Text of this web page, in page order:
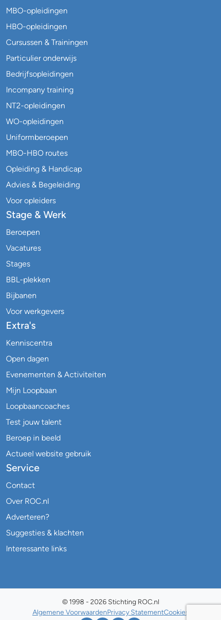
MBO-opleidingen
HBO-opleidingen
Cursussen & Trainingen
Particulier onderwijs
Bedrijfsopleidingen
Incompany training
NT2-opleidingen
WO-opleidingen
Uniformberoepen
MBO-HBO routes
Opleiding & Handicap
Advies & Begeleiding
Voor opleiders
Stage & Werk
Beroepen
Vacatures
Stages
BBL-plekken
Bijbanen
Voor werkgevers
Extra's
Kenniscentra
Open dagen
Evenementen & Activiteiten
Mijn Loopbaan
Loopbaancoaches
Test jouw talent
Beroep in beeld
Actueel website gebruik
Service
Contact
Over ROC.nl
Adverteren?
Suggesties & klachten
Interessante links
© 1998 - 2026 Stichting ROC.nl
Algemene VoorwaardenPrivacy StatementCookies